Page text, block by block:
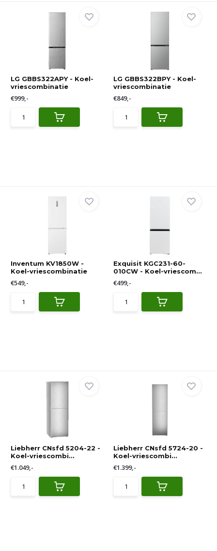
LG GBBS322APY - Koel-
vriescombinatie
€999,-
LG GBBS322BPY - Koel-
vriescombinatie
€849,-
Inventum KV1850W -
Koel-vriescombinatie
€549,-
Exquisit KGC231-60-
010CW - Koel-vriescom...
€499,-
Liebherr CNsfd 5204-22 -
Koel-vriescombi...
€1.049,-
Liebherr CNsfd 5724-20 -
Koel-vriescombi...
€1.399,-